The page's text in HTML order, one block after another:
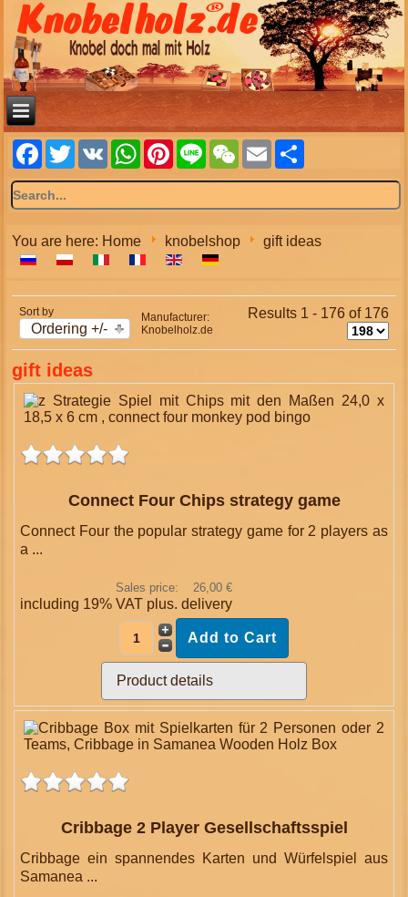
Facebook
TwitterVK WhatsApp
Pinterest
Line WeChatEmail
You are here: Home knobelshop gift ideas
Sort by
Ordering +/-
Manufacturer:
Knobelholz.de
Results 1 - 176 of 176
gift ideas
Connect Four Chips strategy game
Connect Four the popular strategy game for 2 players as
a ...
Sales price: 26,00 €
including 19% VAT plus.delivery
Product details
Cribbage 2 Player Gesellschaftsspiel
Cribbage ein spannendes Karten und Würfelspiel aus
Samanea ...